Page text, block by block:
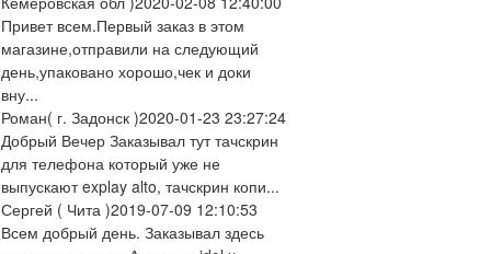
Привет всем.Первый заказ в этом
магазине,отправили на следующий
день,упаковано хорошо,чек и доки
вну...
Роман( г. Задонск )2020-01-23 23:27:24
Добрый Вечер Заказывал тут тачскрин
для телефона который уже не
выпускают explay alto, тачскрин копи...
Сергей ( Чита )2019-07-09 12:10:53
Всем добрый день. Заказывал здесь